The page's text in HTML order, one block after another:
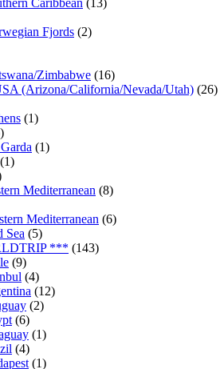
Fjords (2)
Zimbabwe (16)
(Arizona/California/Nevada/Utah) (26)
(1)
(1)
(1)
Mediterranean (8)
Mediterranean (6)
Sea (5)
*** (143)
(9)
(4)
(12)
(2)
(6)
(1)
(4)
(1)